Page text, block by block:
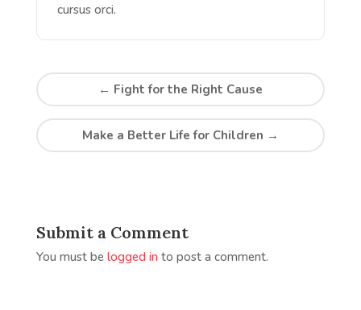
cursus orci.
← Fight for the Right Cause
Make a Better Life for Children →
Submit a Comment
You must be logged in to post a comment.